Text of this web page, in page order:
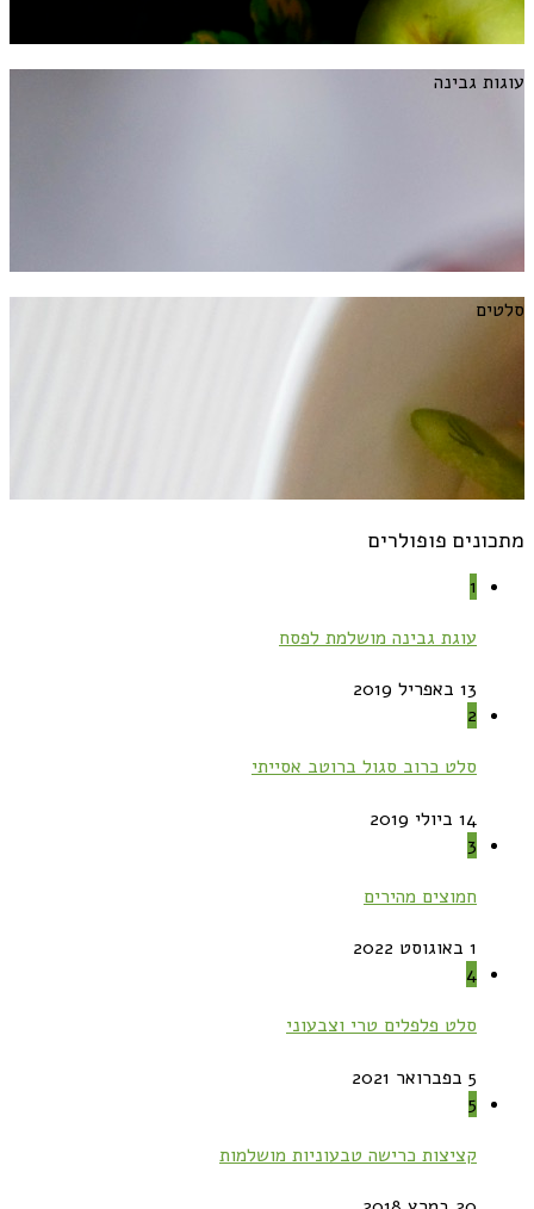
עוגות גבינה
סלטים
מתכונים פופולרים
1
עוגת גבינה מושלמת לפסח
13 באפריל 2019
2
סלט כרוב סגול ברוטב אסייתי
14 ביולי 2019
3
חמוצים מהירים
1 באוגוסט 2022
4
סלט פלפלים טרי וצבעוני
5 בפברואר 2021
5
קציצות כרישה טבעוניות מושלמות